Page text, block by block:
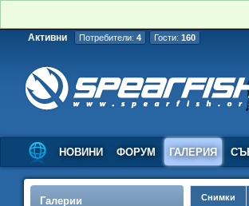
Активни Потребители: 4 Гости: 160
НОВИНИ ФОРУМ ГАЛЕРИЯ
Галерии Снимки